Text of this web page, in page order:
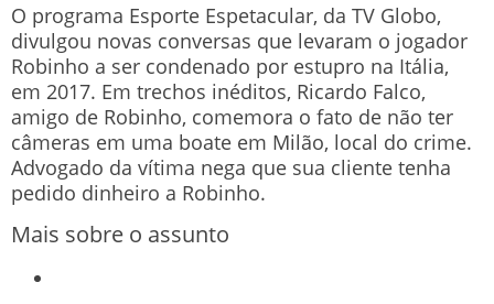
O programa Esporte Espetacular, da TV Globo,
divulgou novas conversas que levaram o jogador
Robinho a ser condenado por estupro na Itália,
em 2017. Em trechos inéditos, Ricardo Falco,
amigo de Robinho, comemora o fato de não ter
câmeras em uma boate em Milão, local do crime.
Advogado da vítima nega que sua cliente tenha
pedido dinheiro a Robinho.
Mais sobre o assunto